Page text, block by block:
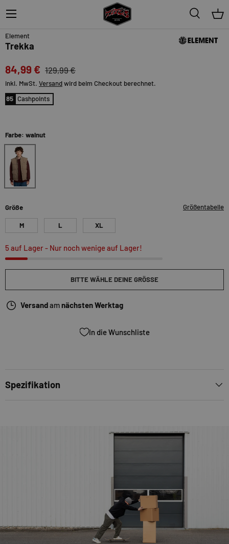
Suche
Menü
35%
Element
Trekka
84,99 € 129,99 €
inkl. MwSt. Versandwird beim Checkout berechnet.
85 Cashpoints
Farbe: walnut
Größe Größentabelle
M L XL
5 auf Lager- Nur noch wenige auf Lager!
BITTE WÄHLE DEINE GRÖSSE
Versandamnächsten Werktag
In die Wunschliste
Spezifikation